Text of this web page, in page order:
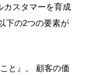
カスタマーを育成
下の2つの要素が
と』。 顧客の価